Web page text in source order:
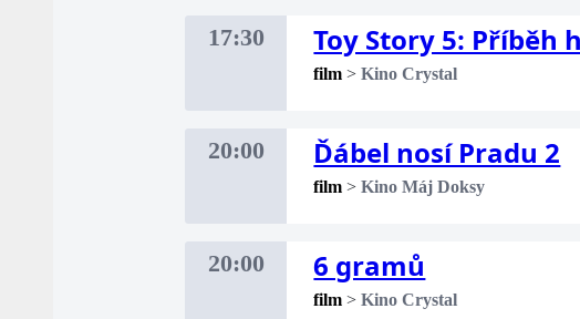
17:30 Toy Story 5: Příběh
film >Kino Crystal
20:00 Ďábel nosí Pradu 2
film >Kino Máj Doksy
20:00 6 gramů
film >Kino Crystal